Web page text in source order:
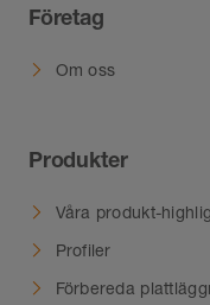
Företag
Om oss
Produkter
Våra produkt-
Profiler
Förbereda